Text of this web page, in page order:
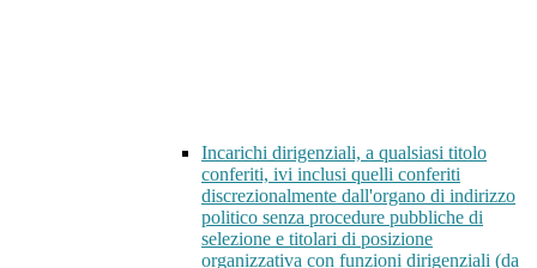
Incarichi dirigenziali, a qualsiasi titolo
conferiti, ivi inclusi quelli conferiti
discrezionalmente dall'organo di indirizzo
politico senza procedure pubbliche di
selezione e titolari di posizione
organizzativa con funzioni dirigenziali (da